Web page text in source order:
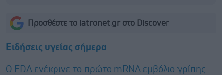
Προσθέστε το iatronet.gr στο Discover
Ειδήσεις υγείας σήμερα
Ο FDA ενέκρινε το πρώτο mRNA εμβόλιο γρίπης